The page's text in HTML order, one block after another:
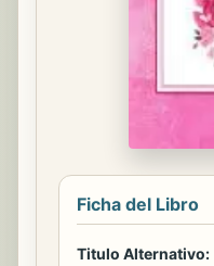
Ficha del Libro
Titulo Alternativo: